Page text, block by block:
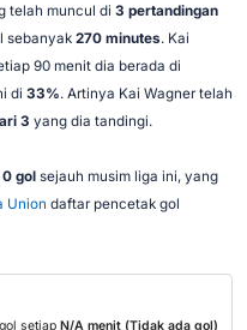
telah muncul di 3 pertandingan
sebanyak 270 minutes. Kai
90 menit dia berada di
di 33%. Artinya Kai Wagner telah
3 yang dia tandingi.
0 golsejauh musim liga ini, yang
Union daftar pencetak gol
setiap N/A menit (Tidak ada gol)